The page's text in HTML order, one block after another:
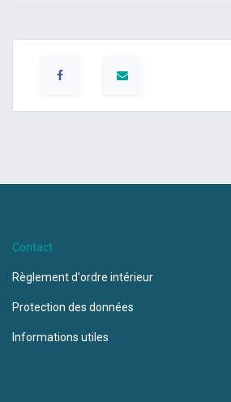
Contact
Règlement d'ordre intérieur
Protection des données
Informations utiles